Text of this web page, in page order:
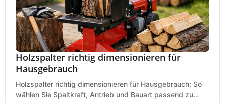
Holzspalter richtig dimensionieren für
Hausgebrauch
Holzspalter richtig dimensionieren für Hausgebrauch: So
wählen Sie Spaltkraft, Antrieb und Bauart passend zu